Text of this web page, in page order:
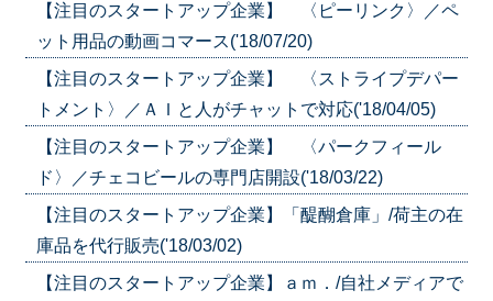
【注目のスタートアップ企業】 〈ピーリンク〉／ペ
ット用品の動画コマース('18/07/20)
【注目のスタートアップ企業】 〈ストライプデパー
トメント〉／ＡＩと人がチャットで対応('18/04/05)
【注目のスタートアップ企業】 〈パークフィール
ド〉／チェコビールの専門店開設('18/03/22)
【注目のスタートアップ企業】「醍醐倉庫」/荷主の在
庫品を代行販売('18/03/02)
【注目のスタートアップ企業】ａｍ．/自社メディアで